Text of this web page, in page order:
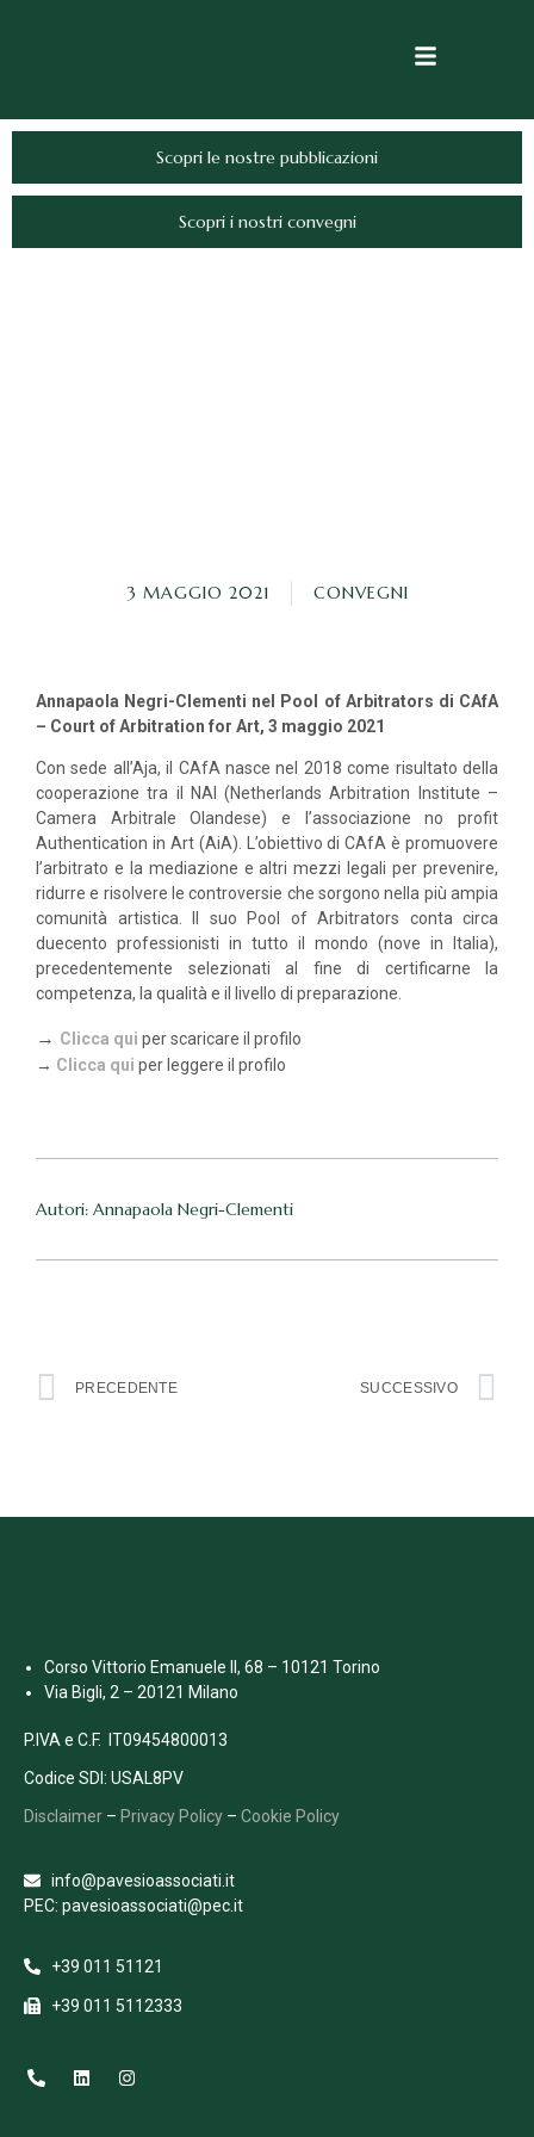
Scopri le nostre pubblicazioni
Scopri i nostri convegni
3 MAGGIO 2021 CONVEGNI
Annapaola Negri-Clementi nel Pool of Arbitrators di CAfA
– Court of Arbitration for Art, 3 maggio 2021
Con sede all’Aja, il CAfA nasce nel 2018 come risultato della
cooperazione tra il NAI (Netherlands Arbitration Institute –
Camera Arbitrale Olandese) e l’associazione no profit
Authentication in Art (AiA). L’obiettivo di CAfA è promuovere
l’arbitrato e la mediazione e altri mezzi legali per prevenire,
ridurre e risolvere le controversie che sorgono nella più ampia
comunità artistica. Il suo Pool of Arbitrators conta circa
duecento professionisti in tutto il mondo (nove in Italia),
precedentemente selezionati al fine di certificarne la
competenza, la qualità e il livello di preparazione.
→ Clicca qui per scaricare il profilo
→ Clicca qui per leggere il profilo
Autori: Annapaola Negri-Clementi
PRECEDENTE SUCCESSIVO
Corso Vittorio Emanuele II, 68 – 10121 Torino
Via Bigli, 2 – 20121 Milano
P.IVA e C.F. IT09454800013
Codice SDI: USAL8PV
Disclaimer – Privacy Policy – Cookie Policy
info@pavesioassociati.it
PEC: pavesioassociati@pec.it
+39 011 51121
+39 011 5112333